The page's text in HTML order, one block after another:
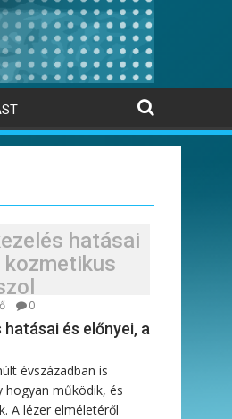
hatásai
kozmetikus
0
és előnyei, a
évszázadban is
működik, és
A lézer elméletéről